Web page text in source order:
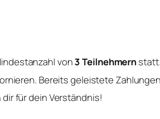
von 3 Teilnehmern
Bereits geleistete
für dein Verständnis!